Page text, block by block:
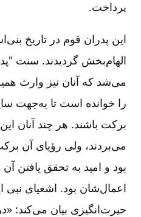
پرداخت.
این پدران قوم در تاریخ
الهام‌بخش گردیدند. سنت
می‌شد که آنان نیز وارث
را خوانده است تا به‌جهت
برکت باشند. هر چند آنان
می‌بردند، ولی رؤیای آن
بود و امید به تحقق یافتن
اعمال‌شان بود. اشعیای نبی
حیرت‌انگیزی بیان می‌کند: